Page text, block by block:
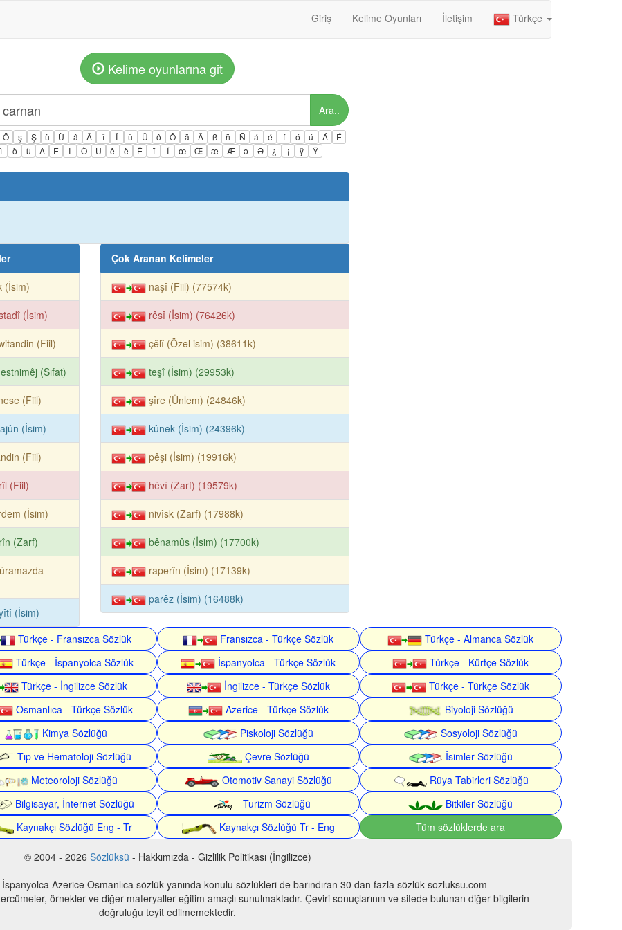
Giriş Kelime Oyunları İletişim Türkçe
Kelime oyunlarına git
Ara..
Ö ş Ş ü Ü â Â î Î û Û ô Ô ä Ä ß ñ Ñ á é í ó ú Á
É
ì ò ù À È Ì Ò Ù ê ë Ë ï Ï œ Œ æ Æ ə Ə ¿ ¡ ÿ Ÿ
(İsim)
(İsim)
(Fiil)
(Sıfat)
(Fiil)
(İsim)
(Fiil)
(Fiil)
(İsim)
(Zarf)
(İsim)
Çok Aranan Kelimeler
naşî (Fiil) (77574k)
rêsî (İsim) (76426k)
çêlî (Özel isim) (38611k)
teşî (İsim) (29953k)
şîre (Ünlem) (24846k)
kûnek (İsim) (24396k)
pêşi (İsim) (19916k)
hêvî (Zarf) (19579k)
nivîsk (Zarf) (17988k)
bênamûs (İsim) (17700k)
raperîn (İsim) (17139k)
parêz (İsim) (16488k)
Türkçe - Fransızca Sözlük Fransızca - Türkçe Sözlük
Türkçe - Almanca Sözlük
Türkçe - İspanyolca Sözlük İspanyolca - Türkçe Sözlük
Türkçe - Kürtçe Sözlük
Türkçe - İngilizce Sözlük İngilizce - Türkçe Sözlük
Türkçe - Türkçe Sözlük
Osmanlıca - Türkçe Sözlük Azerice - Türkçe Sözlük
Biyoloji Sözlüğü
Kimya Sözlüğü Piskoloji Sözlüğü
Sosyoloji Sözlüğü
Tıp ve Hematoloji Sözlüğü Çevre Sözlüğü
İsimler Sözlüğü
Meteoroloji Sözlüğü Otomotiv Sanayi Sözlüğü
Rüya Tabirleri Sözlüğü
Bilgisayar, İnternet Sözlüğü Turizm Sözlüğü
Bitkiler Sözlüğü
Kaynakçı Sözlüğü Eng - Tr Kaynakçı Sözlüğü Tr - Eng Tüm sözlüklerde ara
© 2004 - 2026 Sözlüksü - Hakkımızda - Gizlilik Politikası (İngilizce)
Azerice Osmanlıca sözlük yanında konulu sözlükleri de barındıran 30 dan fazla sözlük sozluksu.com
örnekler ve diğer materyaller eğitim amaçlı sunulmaktadır. Çeviri sonuçlarının ve sitede bulunan diğer bilgilerin
doğruluğu teyit edilmemektedir.